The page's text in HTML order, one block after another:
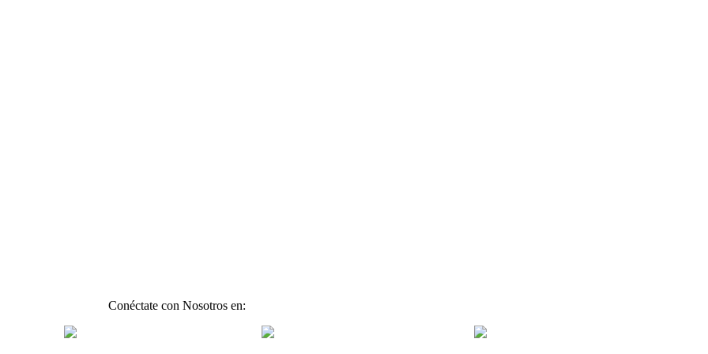
Conéctate con Nosotros en: